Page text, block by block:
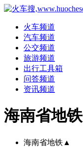
火车频道
汽车频道
公交频道
旅游频道
出行工具箱
问答频道
资讯频道
海南省地铁
海南省地铁 ▲